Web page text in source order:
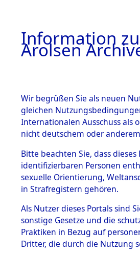
BESTÄNDE
1.
Inhaftierungsdoku
mente
1.2.9 Beim ITS
verwahrte
1.2.9.1
Effekten aus
dem KZ
Dachau
Information
Arolsen
Wir begrüßen Sie als neuen
gleichen
Internationalen Ausschuss als
nicht deutschem oder
Bitte beachten Sie, dass
identifizierbaren Personen
sexuelle Orientierung,
in Strafregistern gehören.
Als Nutzer dieses Portals sind
sonstige Gesetze und die
Praktiken in Bezug auf
Dritter, die durch die Nutzung